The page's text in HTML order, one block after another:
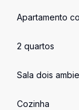
Apartamento
2 quartos
Sala dois
Cozinha